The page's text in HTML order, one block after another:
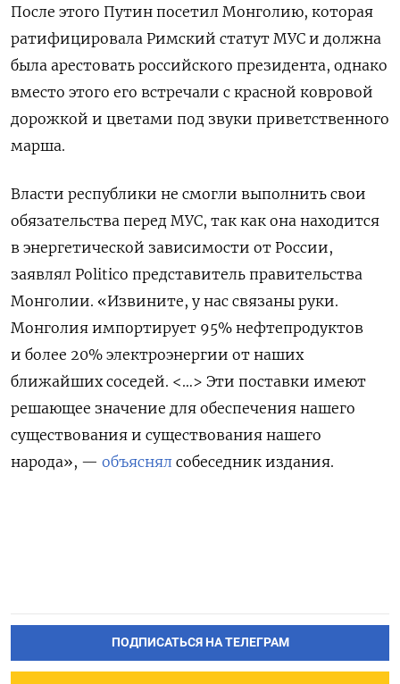
После этого Путин посетил Монголию, которая
ратифицировала Римский статут МУС и должна
была арестовать российского президента, однако
вместо этого его встречали с красной ковровой
дорожкой и цветами под звуки приветственного
марша.
Власти республики не смогли выполнить свои
обязательства перед МУС, так как она находится
в энергетической зависимости от России,
заявлял Politico представитель правительства
Монголии. «Извините, у нас связаны руки.
Монголия импортирует 95% нефтепродуктов
и более 20% электроэнергии от наших
ближайших соседей. <…> Эти поставки имеют
решающее значение для обеспечения нашего
существования и существования нашего
народа», — объяснял собеседник издания.
ПОДПИСАТЬСЯ НА ТЕЛЕГРАМ